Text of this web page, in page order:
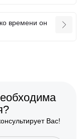
времени он
Вас!